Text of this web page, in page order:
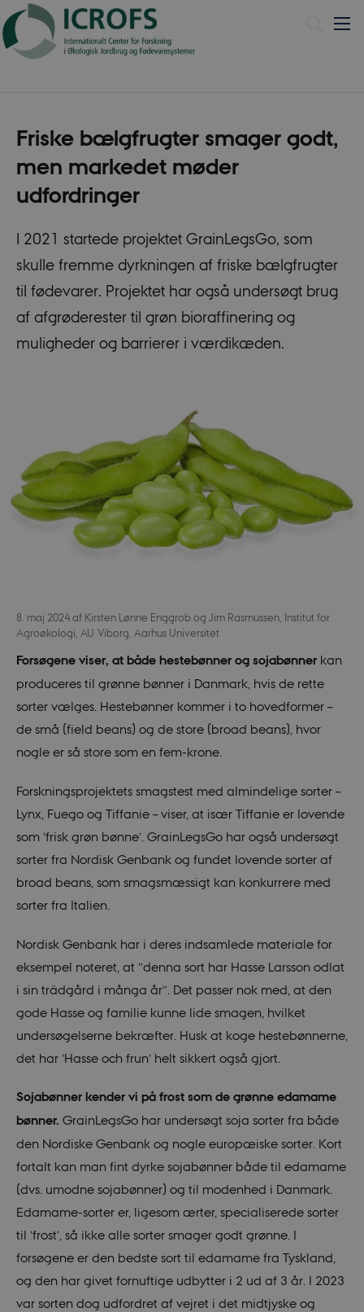
Friske bælgfrugter smager godt,
men markedet møder
udfordringer
I 2021 startede projektet GrainLegsGo, som
skulle fremme dyrkningen af friske bælgfrugter
til fødevarer. Projektet har også undersøgt brug
af afgrøderester til grøn bioraffinering og
muligheder og barrierer i værdikæden.
8. maj 2024 af Kirsten Lønne Enggrob og Jim Rasmussen, Institut for
Agroøkologi, AU Viborg, Aarhus Universitet
Forsøgene viser, at både hestebønner og sojabønnerkan
produceres til grønne bønner i Danmark, hvis de rette
sorter vælges. Hestebønner kommer i to hovedformer –
de små (field beans) og de store (broad beans), hvor
nogle er så store som en fem-krone.
Forskningsprojektets smagstest med almindelige sorter –
Lynx, Fuego og Tiffanie – viser, at især Tiffanie er lovende
som ’frisk grøn bønne’. GrainLegsGo har også undersøgt
sorter fra Nordisk Genbank og fundet lovende sorter af
broad beans, som smagsmæssigt kan konkurrere med
sorter fra Italien.
Nordisk Genbank har i deres indsamlede materiale for
eksempel noteret, at ”denna sort har Hasse Larsson odlat
i sin trädgård i många år”. Det passer nok med, at den
gode Hasse og familie kunne lide smagen, hvilket
undersøgelserne bekræfter. Husk at koge hestebønnerne,
det har ’Hasse och frun’ helt sikkert også gjort.
Sojabønner kender vi på frost som de grønne edamame
bønner. GrainLegsGo har undersøgt soja sorter fra både
den Nordiske Genbank og nogle europæiske sorter. Kort
fortalt kan man fint dyrke sojabønner både til edamame
(dvs. umodne sojabønner) og til modenhed i Danmark.
Edamame-sorter er, ligesom ærter, specialiserede sorter
til ’frost’, så ikke alle sorter smager godt grønne. I
forsøgene er den bedste sort til edamame fra Tyskland,
og den har givet fornuftige udbytter i 2 ud af 3 år. I 2023
var sorten dog udfordret af vejret i det midtjyske og